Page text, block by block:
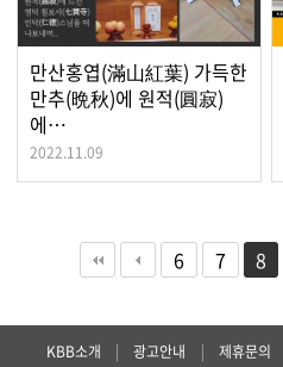
만산홍엽(滿山紅葉) 가득한
만추(晩秋)에 원적(圓寂)
에…
2022.11.09
6 7 8
KBB소개 | 광고안내 | 제휴문의